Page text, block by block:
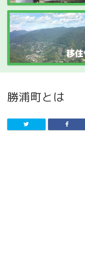
勝浦町とは